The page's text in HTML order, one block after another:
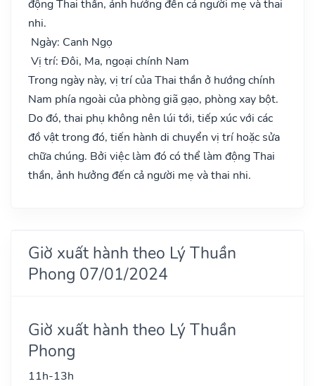
động Thai thần, ảnh hưởng đến cả người mẹ và thai
nhi.
Ngày: Canh Ngọ
Vị trí: Đôi, Ma, ngoại chính Nam
Trong ngày này, vị trí của Thai thần ở hướng chính
Nam phía ngoài của phòng giã gạo, phòng xay bột.
Do đó, thai phụ không nên lúi tới, tiếp xúc với các
đồ vật trong đó, tiến hành di chuyển vị trí hoặc sửa
chữa chúng. Bởi việc làm đó có thể làm động Thai
thần, ảnh hưởng đến cả người mẹ và thai nhi.
Giờ xuất hành theo Lý Thuần
Phong 07/01/2024
Giờ xuất hành theo Lý Thuần
Phong
11h-13h